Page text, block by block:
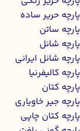
پارچه حریر ساده
پارچه ساتن
پارچه شانل
پارچه شانل ایرانی
پارچه کالیفرنیا
پارچه کتان
پارچه جیر خاویاری
پارچه کتان چاپی